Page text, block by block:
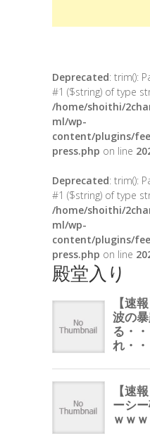
Deprecated: trim():
#1 ($string) of type
/home/shoithi/
ml/wp-
content/plugins/
press.php on line
Deprecated: trim():
#1 ($string) of type
/home/shoithi/
ml/wp-
content/plugins/
press.php on line
殿堂入り